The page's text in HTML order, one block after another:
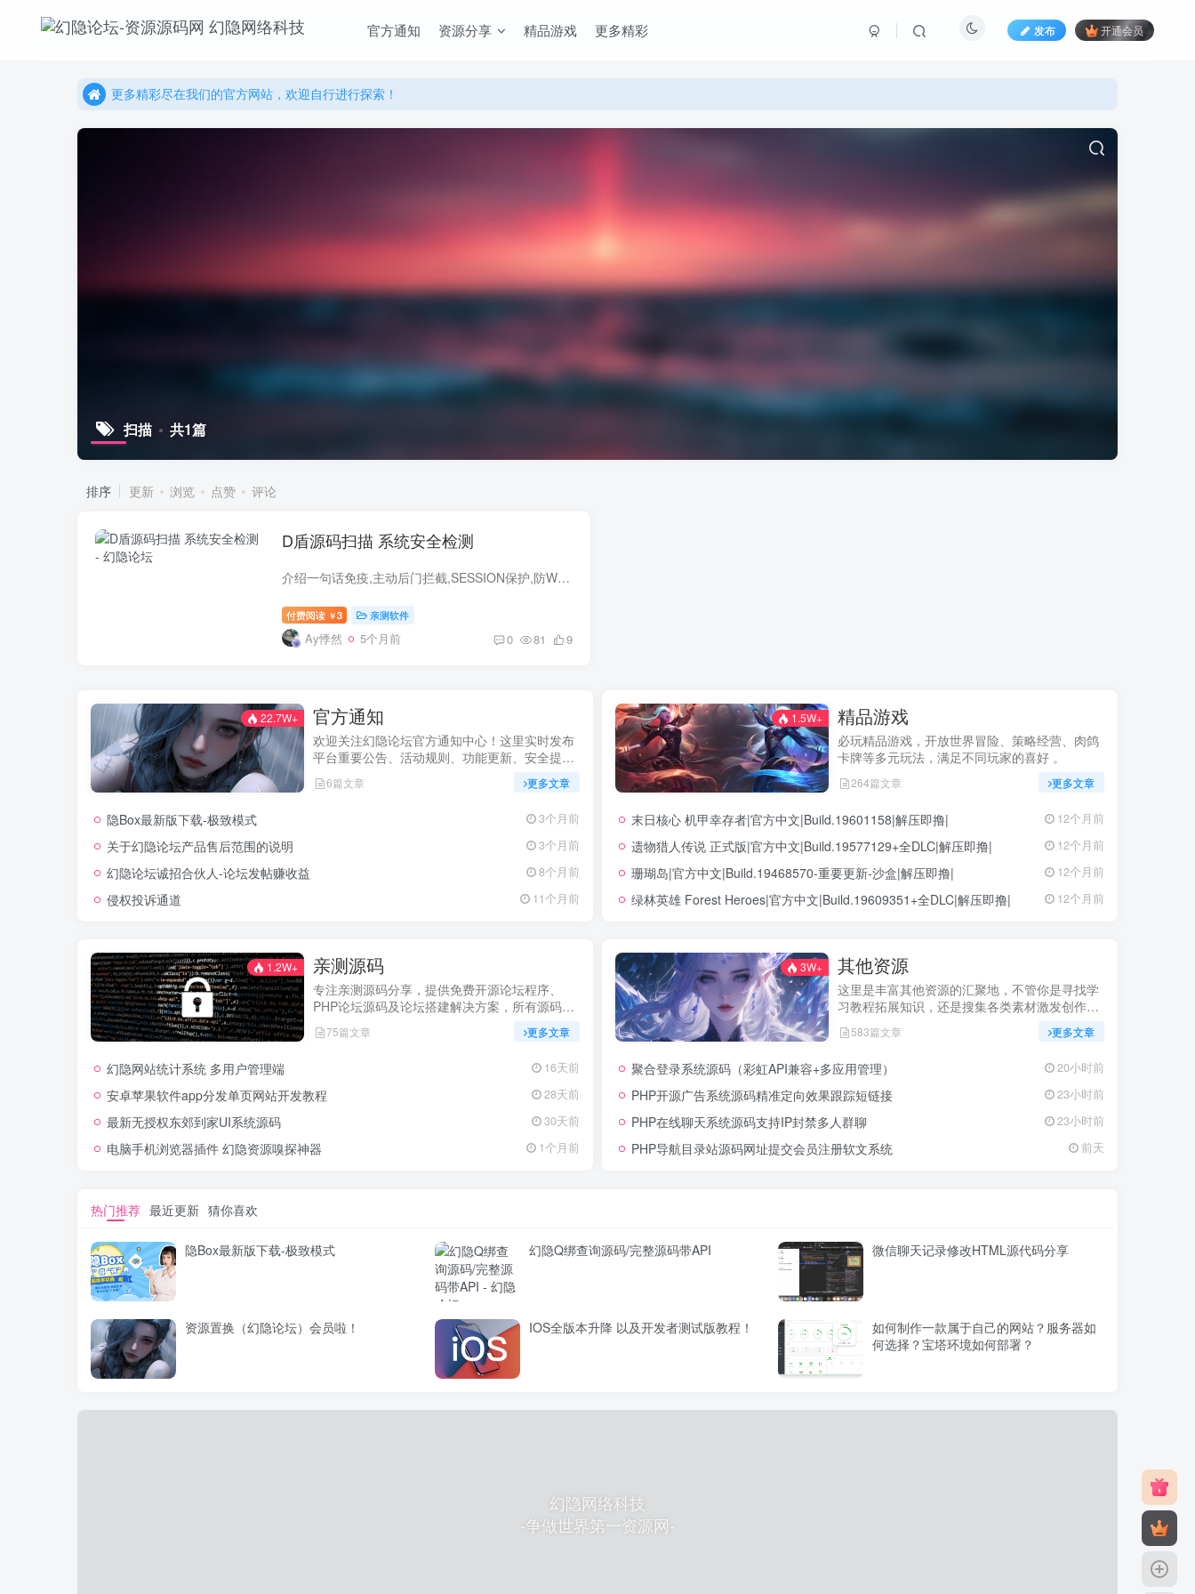
官方通知 资源分享 精品游戏 更多精彩 发布 开通会员
更多精彩尽在我们的官方网站，欢迎自行进行探索！
更多精彩尽在我们的官方网站，欢迎自行进行探索！
幻隐网络科技，感谢您的加入以及使用我们的系统！
扫描 共1篇
排序 更新 浏览 点赞 评论
D盾源码扫描 系统安全检测
介绍一句话免疫,主动后门拦截,SESSION保护,防WEB嗅探,防CC,防篡改,注入防御,防XSS,防提权,上传防御,未知0day防御,异 形脚本防御等等。 防止黑客入侵和提权,让服务器更安全。教程产品
付费阅读 ￥3 亲测软件
Ay悸然 5个月前 0 81 9
22.7W+ 官方通知
欢迎关注幻隐论坛官方通知中心！这里实时发布
平台重要公告、活动规则、功能更新、安全提醒
及用户权益说明，确保每位用户第一时间掌握最
新动态。我们坚持公开透明，通过权威通知保障
的使用体验！立即查看，不错过关键信息！
6篇文章 更多文章
隐Box最新版下载-极致模式 3个月前
关于幻隐论坛产品售后范围的说明 3个月前
幻隐论坛诚招合伙人-论坛发帖赚收益 8个月前
侵权投诉通道 11个月前
1.5W+ 精品游戏
必玩精品游戏，开放世界冒险、策略经营、肉鸽
卡牌等多元玩法，满足不同玩家的喜好 。
264篇文章 更多文章
末日核心 机甲幸存者|官方中文|Build.19601158|解压即撸| 12个月前
遗物猎人传说 正式版|官方中文|Build.19577129+全DLC|解压即撸| 12个月前
珊瑚岛|官方中文|Build.19468570-重要更新-沙盒|解压即撸| 12个月前
绿林英雄 Forest Heroes|官方中文|Build.19609351+全DLC|解压即撸| 12个月前
1.2W+ 亲测源码
专注亲测源码分享，提供免费开源论坛程序、
PHP论坛源码及论坛搭建解决方案，所有源码均
经实际测试可用，助力快速搭建稳定高效的论坛
网站，轻松开启你的论坛运营之路。
75篇文章 更多文章
幻隐网站统计系统 多用户管理端 16天前
安卓苹果软件app分发单页网站开发教程 28天前
最新无授权东郊到家UI系统源码 30天前
电脑手机浏览器插件 幻隐资源嗅探神器 1个月前
3W+ 其他资源
这里是丰富其他资源的汇聚地，不管你是寻找学
习教程拓展知识，还是搜集各类素材激发创作灵
感，亦或是查询专业数据辅助工作研究，都能一
站式满足。资源定期更新、分类清晰、下载便
现所需资源！
583篇文章 更多文章
聚合登录系统源码（彩虹API兼容+多应用管理） 20小时前
PHP开源广告系统源码精准定向效果跟踪短链接 23小时前
PHP在线聊天系统源码支持IP封禁多人群聊 23小时前
PHP导航目录站源码网址提交会员注册软文系统 前天
热门推荐 最近更新 猜你喜欢
隐Box最新版下载-极致模式 幻隐Q绑查询源码/完整源码带API 微信聊天记录修改HTML源代码分享
资源置换（幻隐论坛）会员啦！ IOS全版本升降 以及开发者测试版教程！
如何制作一款属于自己的网站？服务器如
何选择？宝塔环境如何部署？
幻隐网络科技
-争做世界第一资源网-